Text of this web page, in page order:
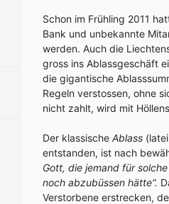
Schon im Frühling 2011
Bank und unbekannte
werden. Auch die
gross ins Ablassgeschäft
die gigantische
Regeln verstossen, ohne
nicht zahlt, wird mit
Der klassische Ablass
entstanden, ist nach
Gott, die jemand für
noch abzubüssen hätte“.
Verstorbene erstrecken,